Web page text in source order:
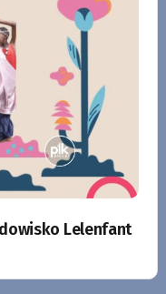
Lelenfant